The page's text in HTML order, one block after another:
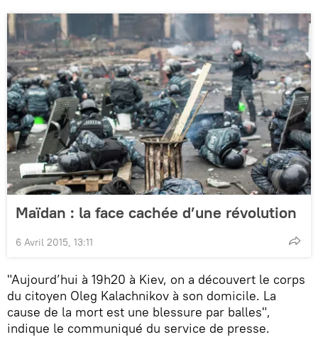
Maïdan : la face cachée d’une révolution
6 Avril 2015, 13:11
"Aujourd’hui à 19h20 à Kiev, on a découvert le corps
du citoyen Oleg Kalachnikov à son domicile. La
cause de la mort est une blessure par balles",
indique le communiqué du service de presse.